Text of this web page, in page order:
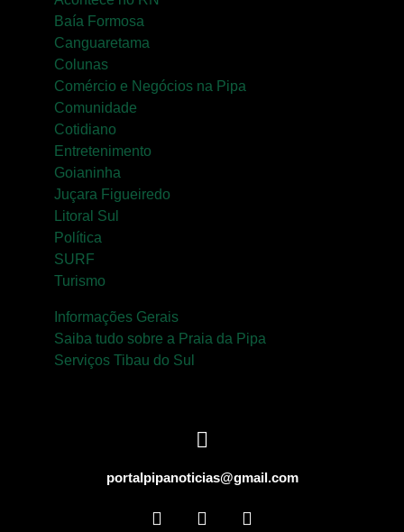
Baía Formosa
Canguaretama
Colunas
Comércio e Negócios na Pipa
Comunidade
Cotidiano
Entretenimento
Goianinha
Juçara Figueiredo
Litoral Sul
Política
SURF
Turismo
Informações Gerais
Saiba tudo sobre a Praia da Pipa
Serviços Tibau do Sul
portalpipanoticias@gmail.com